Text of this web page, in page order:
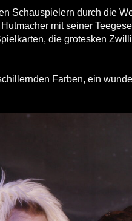
Schauspielern durch die
mit seiner
die grotesken
Farben, ein